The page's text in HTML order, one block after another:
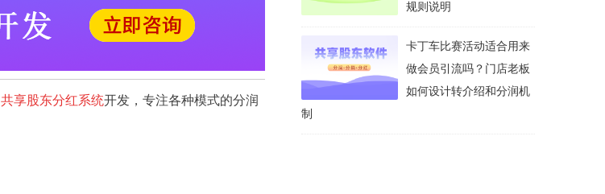
共享股东分红系统开发，专注各种模式的分润
规则说明
卡丁车比赛活动适合用来
做会员引流吗？门店老板
如何设计转介绍和分润机
制